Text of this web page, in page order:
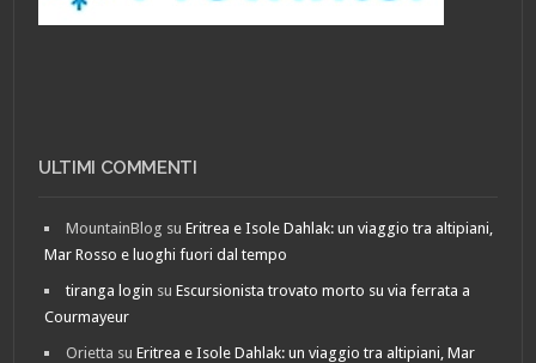
ULTIMI COMMENTI
MountainBlog suEritrea e Isole Dahlak: un viaggio tra altipiani,
Mar Rosso e luoghi fuori dal tempo
tiranga login suEscursionista trovato morto su via ferrata a
Courmayeur
Orietta suEritrea e Isole Dahlak: un viaggio tra altipiani, Mar